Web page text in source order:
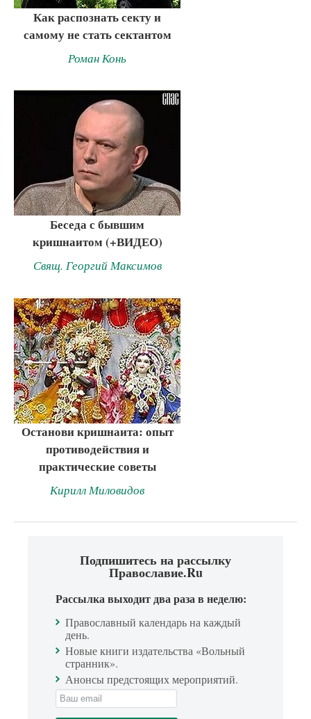
Как распознать секту и
самому не стать сектантом
Роман Конь
Беседа с бывшим
кришнаитом (+ВИДЕО)
Свящ. Георгий Максимов
Останови кришнаита: опыт
противодействия и
практические советы
Кирилл Миловидов
Подпишитесь на рассылку
Православие.Ru
Рассылка выходит два раза в неделю:
Православный календарь на каждый
день.
Новые книги издательства «Вольный
странник».
Анонсы предстоящих мероприятий.